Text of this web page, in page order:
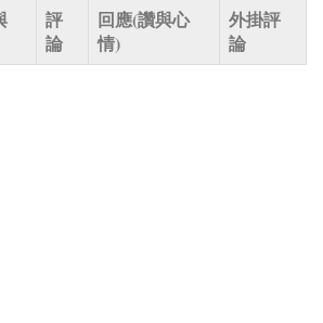
評
論
回應(讚與心
情)
外掛評
論